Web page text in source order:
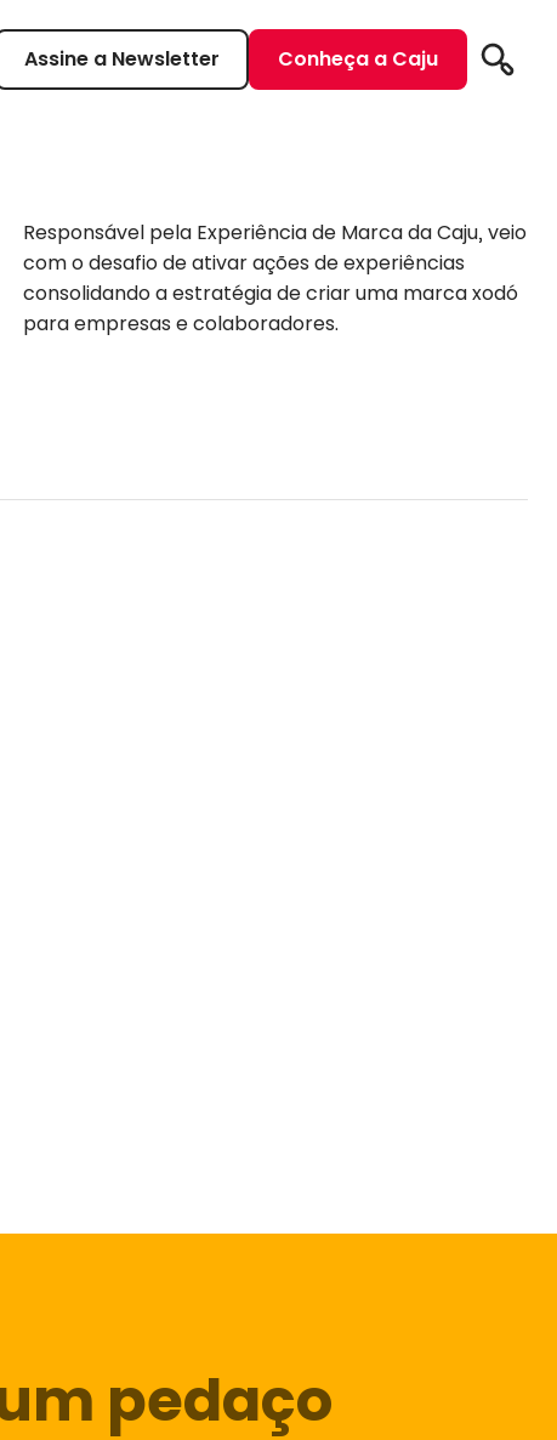
Assine a Newsletter Conheça a Caju
Responsável pela Experiência de Marca da Caju, veio
com o desafio de ativar ações de experiências
consolidando a estratégia de criar uma marca xodó
para empresas e colaboradores.
pedaço